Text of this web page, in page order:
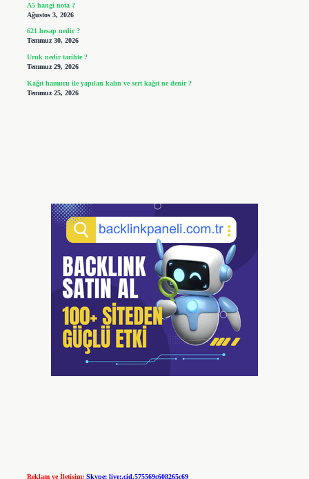
A5 hangi nota ?
Ağustos 3, 2026
621 hesap nedir ?
Temmuz 30, 2026
Uruk nedir tarihte ?
Temmuz 29, 2026
Kağıt hamuru ile yapılan kalın ve sert kağıt ne denir ?
Temmuz 25, 2026
Reklam ve İletişim: Skype: live:.cid.575569c608265c69